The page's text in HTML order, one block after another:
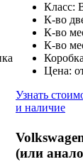
Класс:
К-во
К-во
К-во
Цена:
Узнать
и наличие
(или